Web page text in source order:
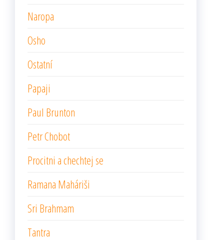
Naropa
Osho
Ostatní
Papaji
Paul Brunton
Petr Chobot
Procitni a chechtej se
Ramana Maháriši
Sri Brahmam
Tantra